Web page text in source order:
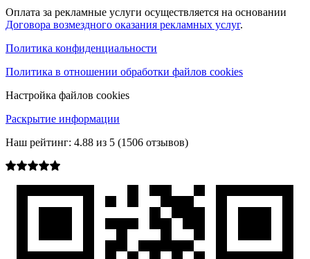
Оплата за рекламные услуги осуществляется на основании
Договора возмездного оказания рекламных услуг.
Политика конфиденциальности
Политика в отношении обработки файлов cookies
Настройка файлов cookies
Раскрытие информации
Наш рейтинг: 4.88 из 5 (1506 отзывов)